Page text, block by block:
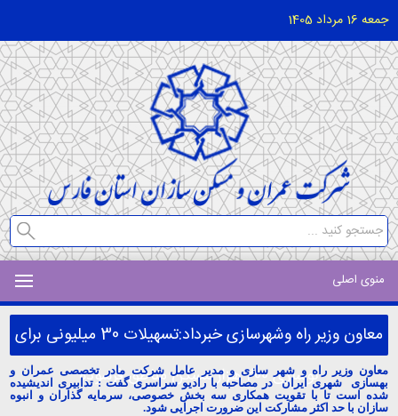
جمعه 16 مرداد 1405
منوی اصلی
معاون وزیر راه وشهرسازی خبرداد:تسهیلات 30 میلیونی برای
نوسازی 200 هزار مسکن مناطق فرسوده
معاون وزیر راه و شهر سازی و مدیر عامل شرکت مادر تخصصی عمران و
بهسازی شهری ایران در مصاحبه با رادیو سراسری گفت : تدابیری اندیشیده
شده است تا با تقویت همکاری سه بخش خصوصی، سرمایه گذاران و انبوه
سازان با حد اکثر مشارکت این ضرورت اجرایی شود.